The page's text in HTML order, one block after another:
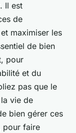
Il est
de
maximiser les
de bien
pour
et du
pas que le
la vie de
bien gérer ces
pour faire